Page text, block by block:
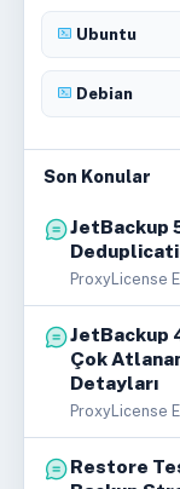
Ubuntu
Debian
Son Konular
JetBackup
ProxyLicense
JetBackup
Çok
Detayları
ProxyLicense
Restore